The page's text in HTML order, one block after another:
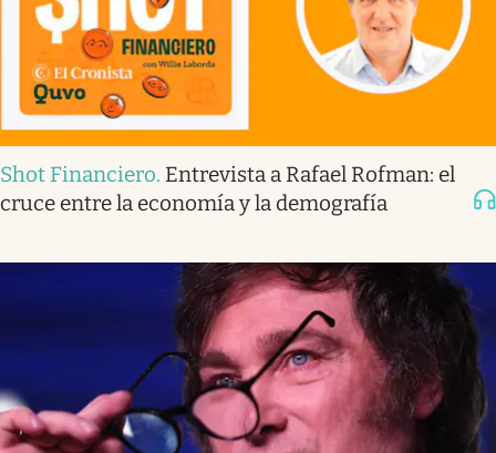
Shot Financiero. Entrevista a Rafael Rofman: el
cruce entre la economía y la demografía